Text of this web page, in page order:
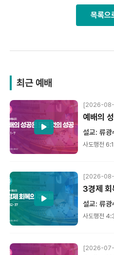
목록으
최근 예배
[2026-
예배의
설교: 류광
사도행전
[2026-
3경제 회
설교: 류광
사도행전
[2026-